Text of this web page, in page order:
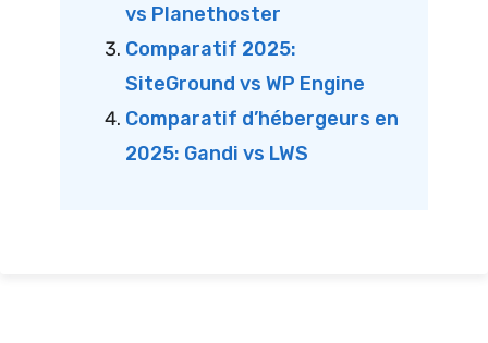
vs Planethoster
Comparatif 2025:
SiteGround vs WP Engine
Comparatif d’hébergeurs en
2025: Gandi vs LWS